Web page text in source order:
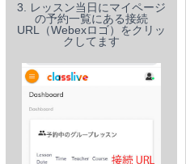
3. レッスン当日にマイページ
の予約一覧にある接続
URL（Webexロゴ）をクリッ
クしてます